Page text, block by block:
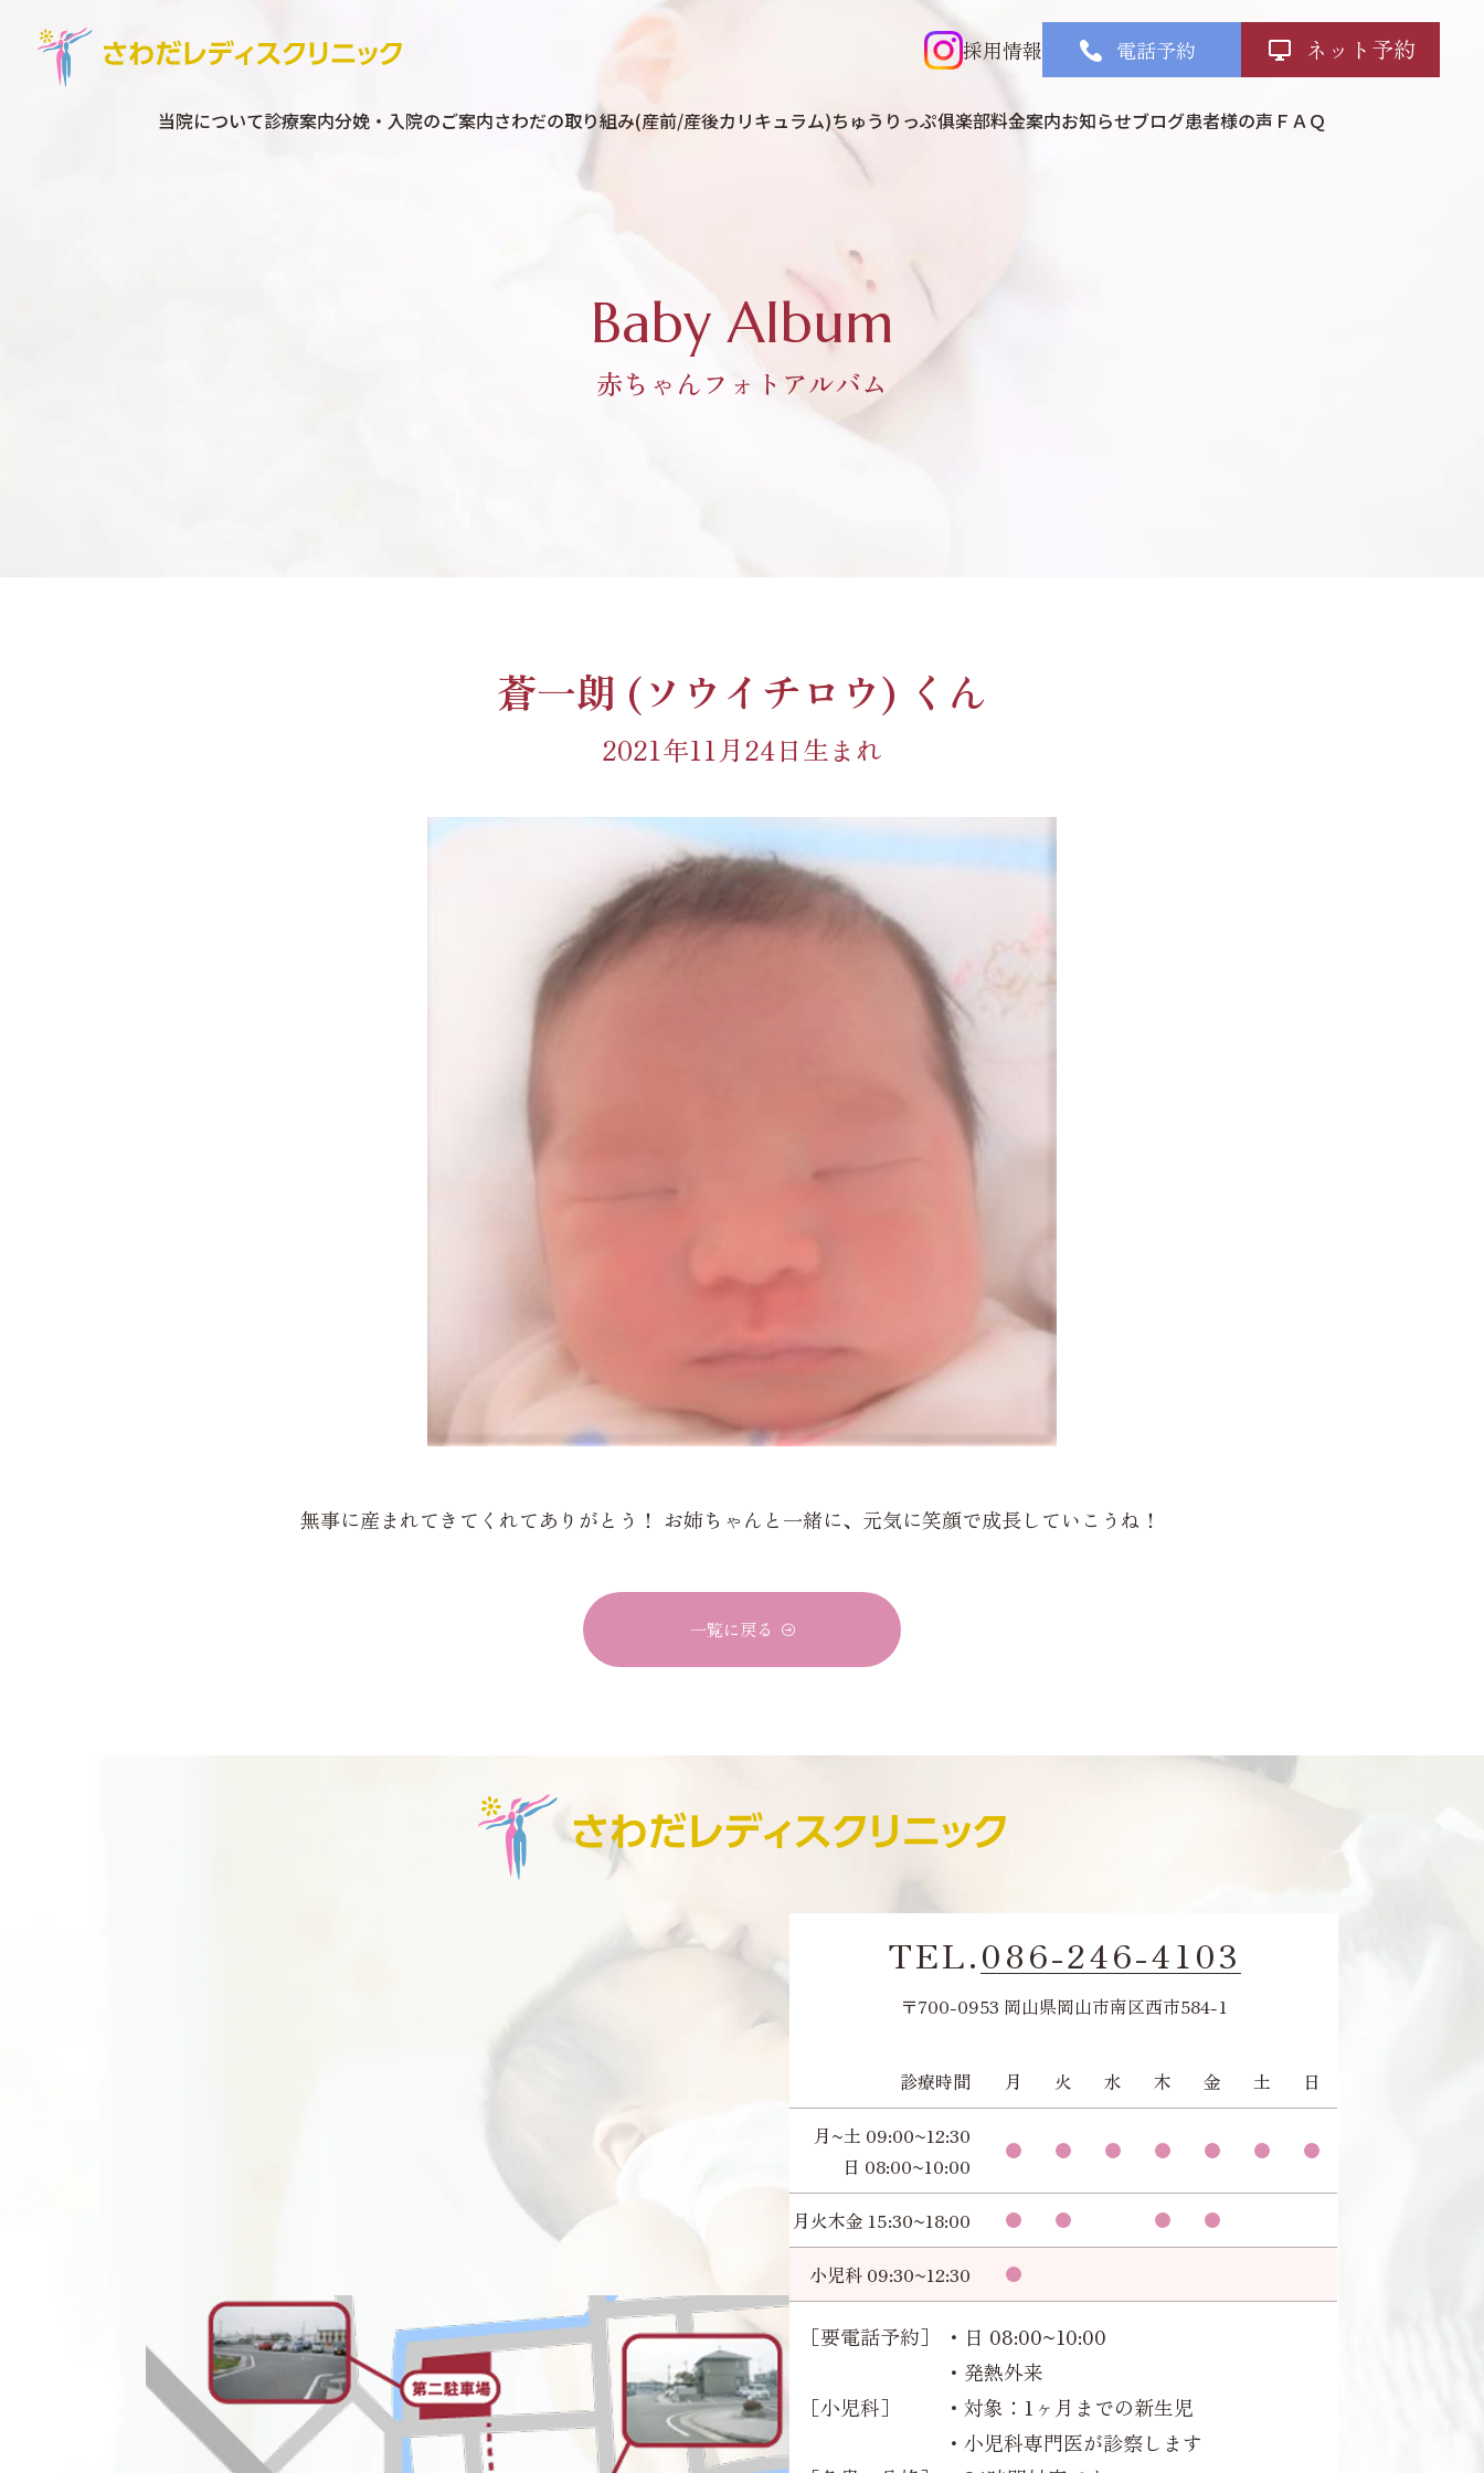
当院について診療案内分娩・入院のご案内さわだの取り組み(産前/産後カリキュラム)ちゅうりっぷ俱楽部料金案内お知らせブログ患者様の声 ＦＡＱ
採用情報 電話予約 ネット予約
Baby Album
赤ちゃんフォトアルバム
蒼一朗 (ソウイチロウ) くん
2021年11月24日生まれ
無事に産まれてきてくれてありがとう！ お姉ちゃんと一緒に、元気に笑顔で成長していこうね！
一覧に戻る
TEL.086-246-4103
〒700-0953 岡山県岡山市南区西市584-1
診療時間 月 火 水 木 金 土 日
月~土 09:00~12:30
日 08:00~10:00
月火木金 15:30~18:00
小児科 09:30~12:30
［要電話予約］
・日 08:00~10:00
・発熱外来
［小児科］
・対象：1ヶ月までの新生児
・小児科専門医が診察します